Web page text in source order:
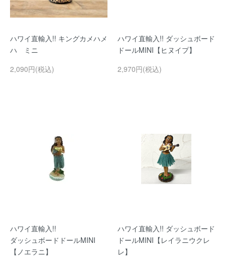
ハワイ直輸入!! キングカメハメ
ハ ミニ
2,090円(税込)
ハワイ直輸入!! ダッシュボード
ドールMINI【ヒヌイプ】
2,970円(税込)
ハワイ直輸入!!
ダッシュボードドールMINI
【ノエラニ】
ハワイ直輸入!! ダッシュボード
ドールMINI【レイラニウクレ
レ】